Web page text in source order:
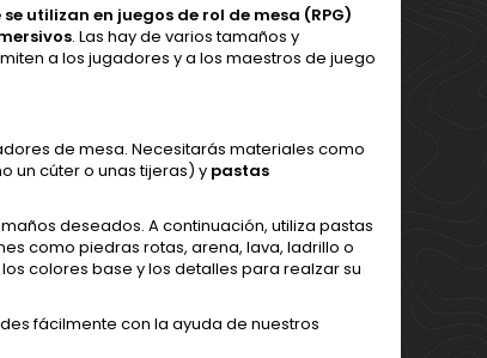
utilizan en juegos de rol de mesa (RPG)
. Las hay de varios tamaños y
a los jugadores y a los maestros de juego
de mesa. Necesitarás materiales como
un cúter o unas tijeras) y pastas
deseados. A continuación, utiliza pastas
como piedras rotas, arena, lava, ladrillo o
colores base y los detalles para realzar su
fácilmente con la ayuda de nuestros